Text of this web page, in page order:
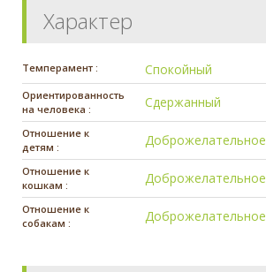
Характер
Темперамент : Спокойный
Ориентированность
на человека :
Сдержанный
Отношение к
детям :
Доброжелательное
Отношение к
кошкам :
Доброжелательное
Отношение к
собакам :
Доброжелательное